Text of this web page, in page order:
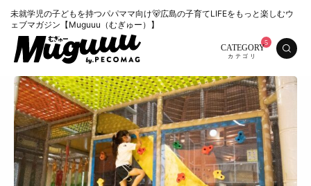
未就学児の子どもを持つパパママ向け🐻広島の子育てLIFEをもっと楽しむウ
ェブマガジン【Muguuu（むぎゅー）】
CATEGORY